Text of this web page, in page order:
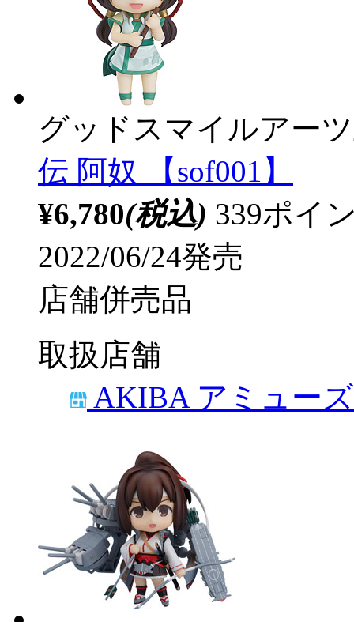
グッドスマイルアー
伝 阿奴 【sof001】
¥6,780(税込) 339ポイ
2022/06/24発売
店舗併売品
取扱店舗
AKIBA アミュー